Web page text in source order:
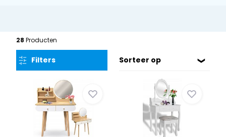
28Producten
Filters Sorteer op